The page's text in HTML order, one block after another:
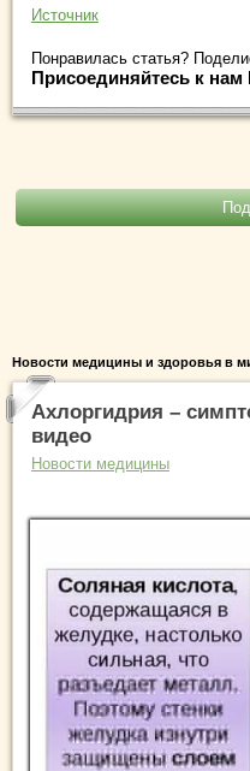
Источник
Понравилась статья?
Присоединяйтесь к нам
Новости медицины и здоровья в
Ахлоргидрия –
видео
Новости медицины